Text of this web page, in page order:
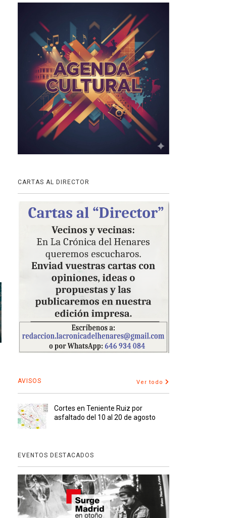
CARTAS AL DIRECTOR
AVISOS Ver todo
Cortes en Teniente Ruiz por
asfaltado del 10 al 20 de agosto
EVENTOS DESTACADOS